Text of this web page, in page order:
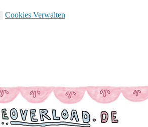
Cookies Verwalten